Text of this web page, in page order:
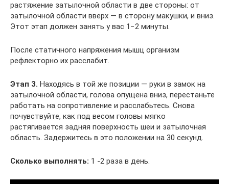
растяжение затылочной области в две стороны: от
затылочной области вверх — в сторону макушки, и вниз.
Этот этап должен занять у вас 1−2 минуты.
После статичного напряжения мышц организм
рефлекторно их расслабит.
Этап 3. Находясь в той же позиции — руки в замок на
затылочной области, голова опущена вниз, перестаньте
работать на сопротивление и расслабьтесь. Снова
почувствуйте, как под весом головы мягко
растягивается задняя поверхность шеи и затылочная
область. Задержитесь в это положении на 30 секунд.
Сколько выполнять: 1 -2 раза в день.